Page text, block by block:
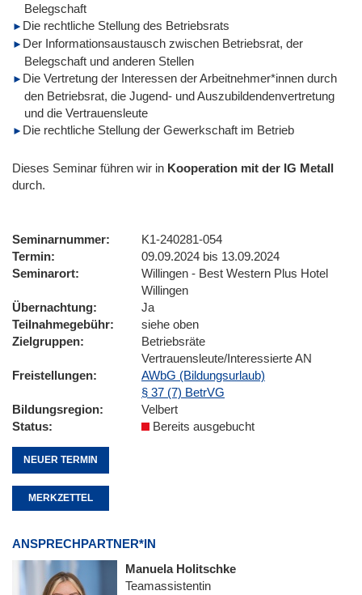
Belegschaft
Die rechtliche Stellung des Betriebsrats
Der Informationsaustausch zwischen Betriebsrat, der
Belegschaft und anderen Stellen
Die Vertretung der Interessen der Arbeitnehmer*innen durch
den Betriebsrat, die Jugend- und Auszubildendenvertretung
und die Vertrauensleute
Die rechtliche Stellung der Gewerkschaft im Betrieb
Dieses Seminar führen wir in Kooperation mit der IG Metall
durch.
Seminarnummer
K1-240281-054
Termin
09.09.2024 bis 13.09.2024
Seminarort
Willingen - Best Western Plus Hotel
Willingen
Übernachtung
Ja
Teilnahmegebühr
siehe oben
Zielgruppen
Betriebsräte
Vertrauensleute/Interessierte AN
Freistellungen
AWbG (Bildungsurlaub)
§ 37 (7) BetrVG
Bildungsregion
Velbert
Status
Bereits ausgebucht
NEUER TERMIN
MERKZETTEL
ANSPRECHPARTNER*IN
Manuela Holitschke
Teamassistentin